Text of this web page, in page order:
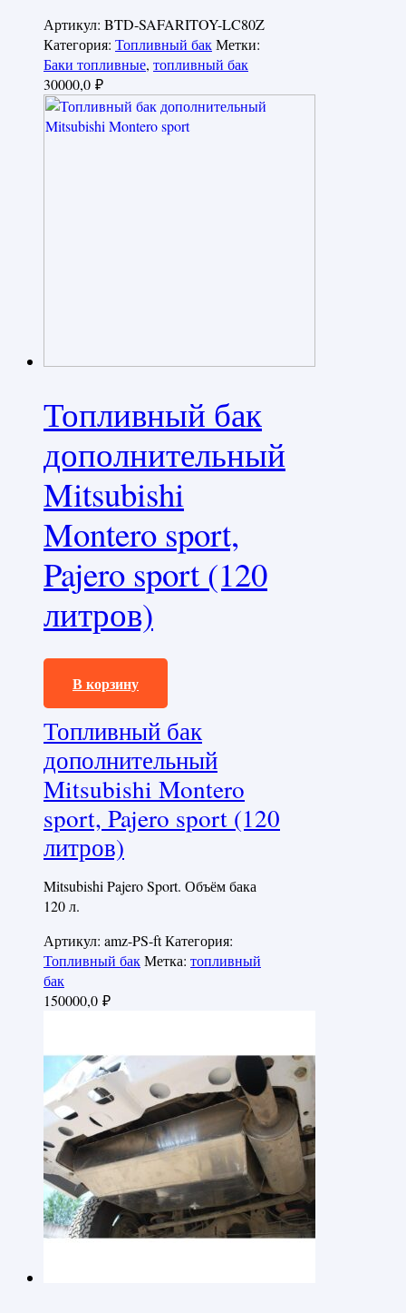
Артикул: BTD-SAFARITOY-LC80Z
Категория: Топливный бакМетки:
Баки топливные, топливный бак
30000,0 ₽
Топливный бак
дополнительный
Mitsubishi
Montero sport,
Pajero sport (120
литров)
150000,0₽
В корзину
Топливный бак
дополнительный
Mitsubishi Montero
sport, Pajero sport (120
литров)
Mitsubishi Pajero Sport. Объём бака
120 л.
Артикул: amz-PS-ftКатегория:
Топливный бакМетка: топливный
бак
150000,0 ₽